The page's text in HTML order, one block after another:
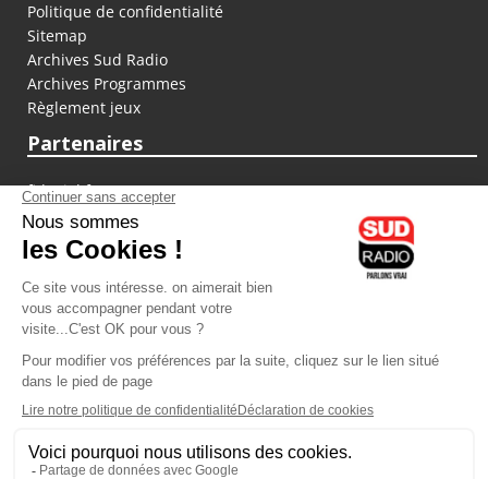
Politique de confidentialité
Sitemap
Archives Sud Radio
Archives Programmes
Règlement jeux
Partenaires
fiducial.fr
lyoncapitale.fr
olympique-et-lyonnais.com
L'application Iphone / Android
Téléchargez l'application
Les cookies
Gestion des cookies